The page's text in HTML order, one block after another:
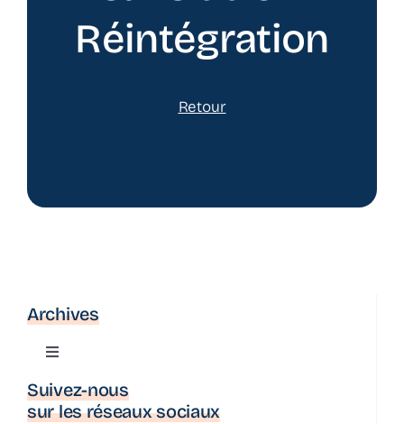
Réintégration
Retour
Archives
Toggle
Actualité
Suivez-nous
sur les réseaux sociaux